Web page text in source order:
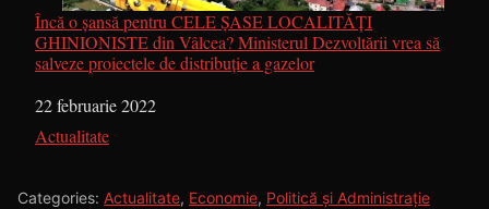
Încă o șansă pentru CELE ȘASE LOCALITĂȚI
GHINIONISTE din Vâlcea? Ministerul Dezvoltării vrea să
salveze proiectele de distribuție a gazelor
Dată
22 februarie 2022
În legătură cu
Actualitate
Categories: Actualitate, Economie, Politică și Administrație